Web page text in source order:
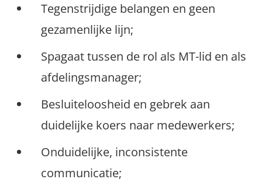
Tegenstrijdige belangen en geen
gezamenlijke lijn;
Spagaat tussen de rol als MT-lid en als
afdelingsmanager;
Besluiteloosheid en gebrek aan
duidelijke koers naar medewerkers;
Onduidelijke, inconsistente
communicatie;